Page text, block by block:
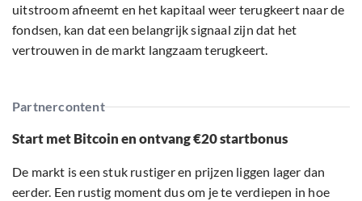
uitstroom afneemt en het kapitaal weer terugkeert naar de
fondsen, kan dat een belangrijk signaal zijn dat het
vertrouwen in de markt langzaam terugkeert.
Partnercontent
Start met Bitcoin en ontvang €20 startbonus
De markt is een stuk rustiger en prijzen liggen lager dan
eerder. Een rustig moment dus om je te verdiepen in hoe